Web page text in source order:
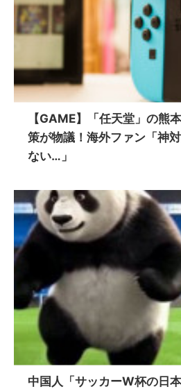
【GAME】「任天堂」の熊
策が物議！海外ファン「神
ない…」
中国人「サッカーW杯の日